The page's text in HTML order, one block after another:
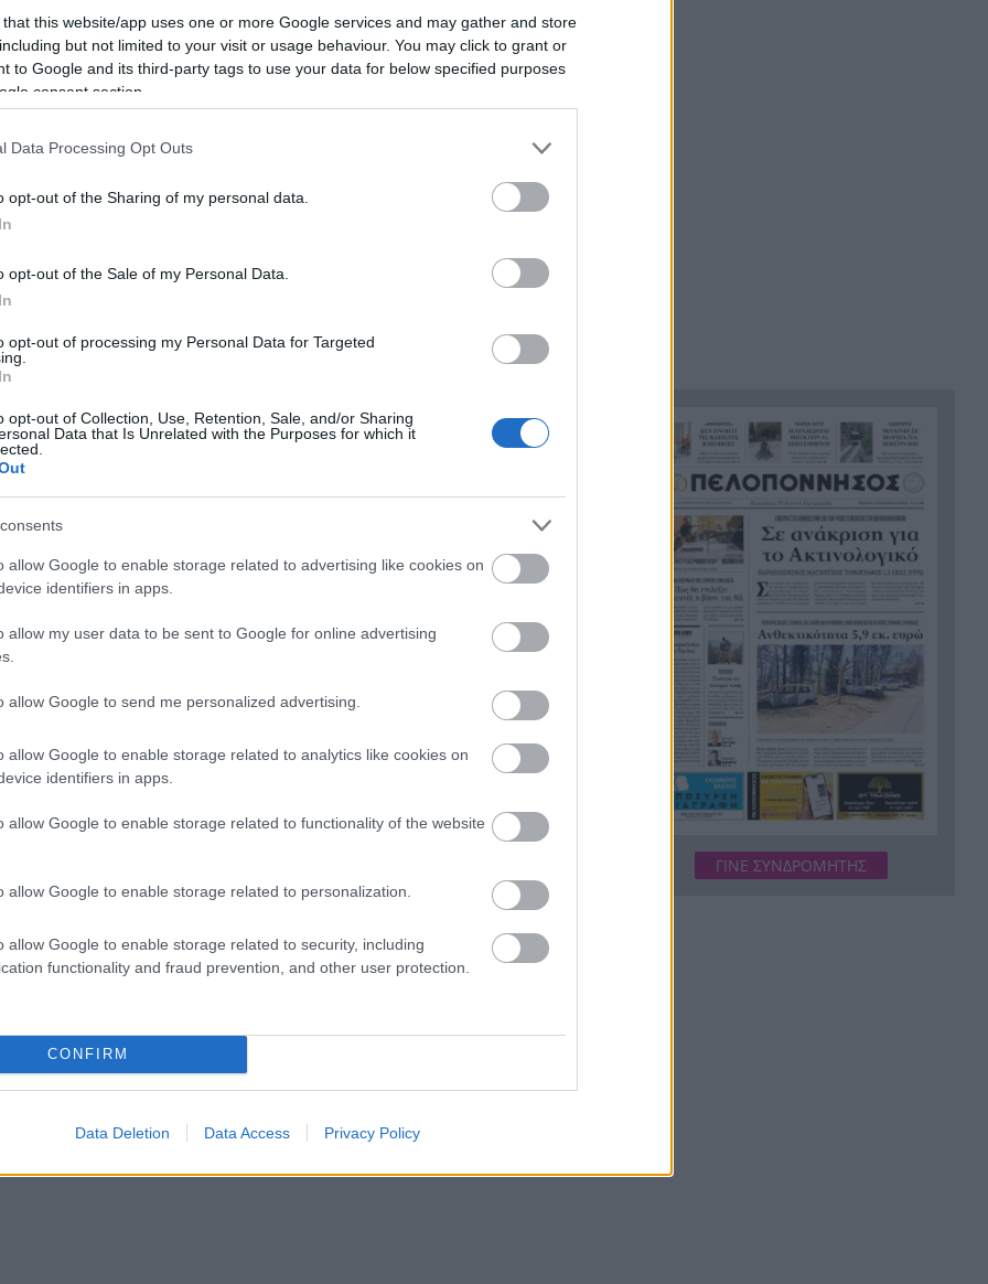
that this website/app uses one or more Google services and may gather and store
but not limited to your visit or usage behaviour. You may click to grant or
to Google and its third-party tags to use your data for below specified purposes
consent section.
Data Processing Opt Outs
opt-out of the Sharing of my personal data.
opt-out of the Sale of my Personal Data.
opt-out of processing my Personal Data for Targeted
opt-out of Collection, Use, Retention, Sale, and/or Sharing
Data that Is Unrelated with the Purposes for which it
allow Google to enable storage related to advertising like cookies on
identifiers in apps.
allow my user data to be sent to Google for online advertising
allow Google to send me personalized advertising.
allow Google to enable storage related to analytics like cookies on
identifiers in apps.
allow Google to enable storage related to functionality of the website
allow Google to enable storage related to personalization.
allow Google to enable storage related to security, including
functionality and fraud prevention, and other user protection.
CONFIRM
Data Deletion Data Access Privacy Policy
και βαθιά θλίψη αποχαιρετούμε τον αγαπημένο μας
ηλικία 76 ετών, έπειτα από σύντομη δοκιμασία της υγείας του.
που μας χάρισε να τον έχουμε κοντά μας, για την αγάπη, την
ο Κύριος της ζωής και του θανάτου να αναπαύσει
και εν κόλποις Αβραάμ», όπου δεν υπάρχει πόνος, λύπη και
να τον μνημονεύσουν στις προσευχές τους.
εμάς που μένουμε πίσω.
σε ανοιχτή γραμμή με τον Πολίτη
παράπονα, καταγγελίες ή ιδέες για τη γειτονιά σου.
τις
Χρηματιστήριο Αθηνών: Η
Metlen άγγιξε τα 7 δισ. ευρώ –
Οι κερδισμένοι και οι χαμένοι
της ημέρας
18:24 Ο Προμηθέας ανακοίνωσε την
παραχώρηση του Κομνιανίδη
18:20 Πέντε τόνοι κοκαΐνης
κρυμμένοι σε πλοίο – Το
απίστευτο «κόλπο των
πιθήκων» ΒΙΝΤΕΟ
18:18
Πύραυλος της SpaceX
«καρφώθηκε» στη Σελήνη – Η
πρόσκρουση με 8.690 χλμ./
ώρα που άνοιξε νέο κρατήρα
Ο Λάκης Γαβαλάς έγινε 74 και
ΓΙΝΕ ΣΥΝΔΡΟΜΗΤΗΣ